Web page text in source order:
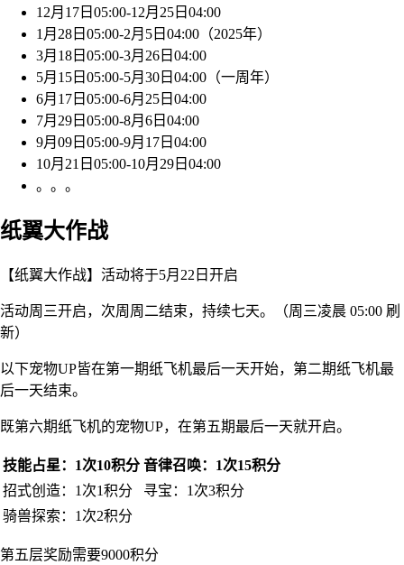
12月17日05:00-12月25日04:00
1月28日05:00-2月5日04:00（2025年）
3月18日05:00-3月26日04:00
5月15日05:00-5月30日04:00（一周年）
6月17日05:00-6月25日04:00
7月29日05:00-8月6日04:00
9月09日05:00-9月17日04:00
10月21日05:00-10月29日04:00
。。。
纸翼大作战
【纸翼大作战】活动将于5月22日开启
活动周三开启，次周周二结束，持续七天。（周三凌晨 05:00 刷
新）
以下宠物UP皆在第一期纸飞机最后一天开始，第二期纸飞机最
后一天结束。
既第六期纸飞机的宠物UP，在第五期最后一天就开启。
技能占星：1次10积分 音律召唤：1次15积分
招式创造：1次1积分
寻宝：1次3积分
骑兽探索：1次2积分
第五层奖励需要9000积分